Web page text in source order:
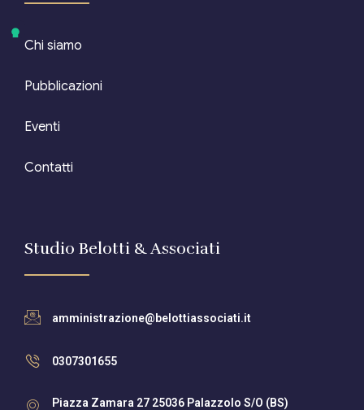
Chi siamo
Pubblicazioni
Eventi
Contatti
Studio Belotti & Associati
amministrazione@belottiassociati.it
0307301655
Piazza Zamara 27 25036 Palazzolo S/O (BS)